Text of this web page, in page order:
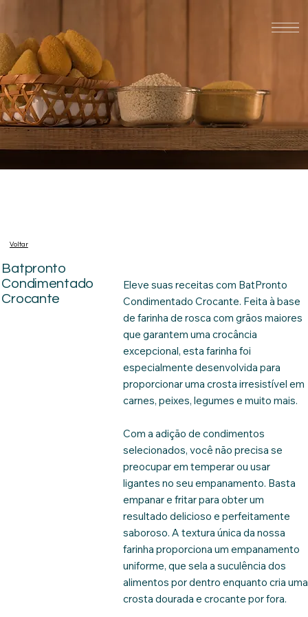
Batpronto
Condimentado
Crocante
Voltar
Eleve suas receitas com BatPronto
Condimentado Crocante. Feita à base
de farinha de rosca com grãos maiores
que garantem uma crocância
excepcional, esta farinha foi
especialmente desenvolvida para
proporcionar uma crosta irresistível em
carnes, peixes, legumes e muito mais.
Com a adição de condimentos
selecionados, você não precisa se
preocupar em temperar ou usar
ligantes no seu empanamento. Basta
empanar e fritar para obter um
resultado delicioso e perfeitamente
saboroso. A textura única da nossa
farinha proporciona um empanamento
uniforme, que sela a suculência dos
alimentos por dentro enquanto cria uma
crosta dourada e crocante por fora.